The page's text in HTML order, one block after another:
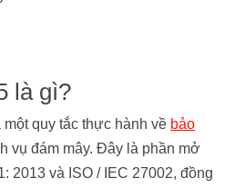
là gì?
một quy tắc thực hành về bảo
vụ đám mây. Đây là phần mở
2013 và ISO / IEC 27002, đồng